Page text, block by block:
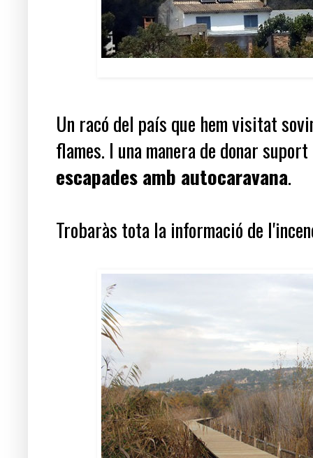
Un racó del país que hem visitat
flames. I una manera de donar
escapades amb autocaravana.
Trobaràs tota la informació de